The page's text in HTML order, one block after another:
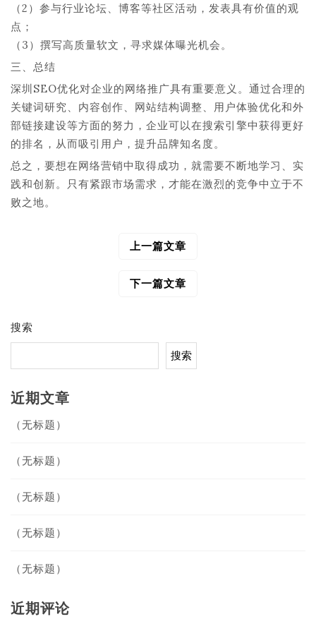
（2）参与行业论坛、博客等社区活动，发表具有价值的观
点；
（3）撰写高质量软文，寻求媒体曝光机会。
三、总结
深圳SEO优化对企业的网络推广具有重要意义。通过合理的
关键词研究、内容创作、网站结构调整、用户体验优化和外
部链接建设等方面的努力，企业可以在搜索引擎中获得更好
的排名，从而吸引用户，提升品牌知名度。
总之，要想在网络营销中取得成功，就需要不断地学习、实
践和创新。只有紧跟市场需求，才能在激烈的竞争中立于不
败之地。
上一篇文章
下一篇文章
搜索
搜索
近期文章
（无标题）
（无标题）
（无标题）
（无标题）
（无标题）
近期评论